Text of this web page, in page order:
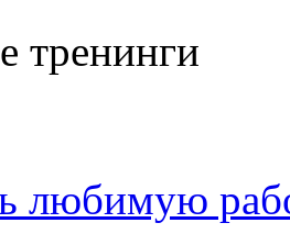
тренинги
любимую